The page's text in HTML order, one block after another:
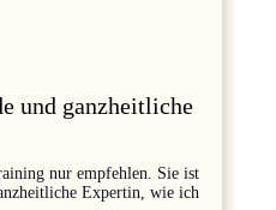
und ganzheitliche
nur empfehlen. Sie ist
Expertin, wie ich